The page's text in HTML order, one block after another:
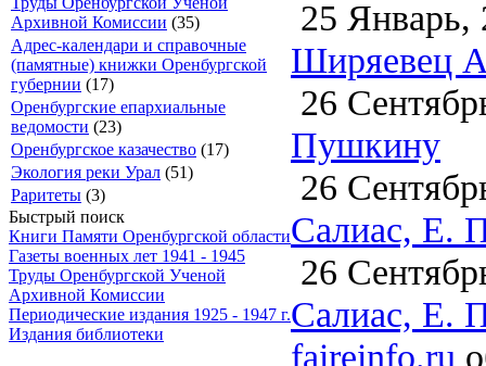
Архивной Комиссии (35)
Адрес-календари и справочные
(памятные) книжки Оренбургской
губернии (17)
Оренбургские епархиальные
ведомости (23)
Оренбургское казачество (17)
Экология реки Урал (51)
Раритеты (3)
Быстрый поиск
Книги Памяти Оренбургской области
Газеты военных лет 1941 - 1945
Труды Оренбургской Ученой
Архивной Комиссии
Периодические издания 1925 - 1947 г.
Издания библиотеки
25 Январь,
Ширяевец
26
Пушкину
26
Салиас, Е.
26
Салиас, Е.
faireinfo.ru